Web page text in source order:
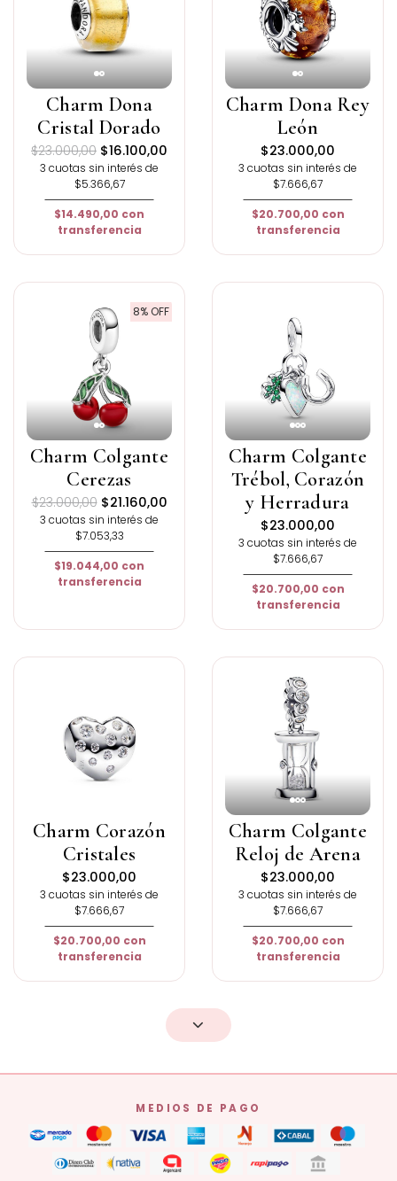
Charm Dona
Cristal Dorado
$23.000,00 $16.100,00
3 cuotas sin interés de
$5.366,67
$14.490,00 con
transferencia
Charm Dona Rey
León
$23.000,00
3 cuotas sin interés de
$7.666,67
$20.700,00 con
transferencia
8% OFF
Charm Colgante
Cerezas
$23.000,00$21.160,00
3 cuotas sin interés de
$7.053,33
$19.044,00 con
transferencia
Charm Colgante
Trébol, Corazón
y Herradura
$23.000,00
3 cuotas sin interés de
$7.666,67
$20.700,00 con
transferencia
Charm Corazón
Cristales
$23.000,00
3 cuotas sin interés de
$7.666,67
$20.700,00 con
transferencia
Charm Colgante
Reloj de Arena
$23.000,00
3 cuotas sin interés de
$7.666,67
$20.700,00 con
transferencia
MEDIOS DE PAGO